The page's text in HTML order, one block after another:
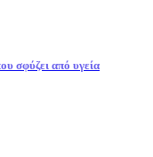
σφύζει από υγεία